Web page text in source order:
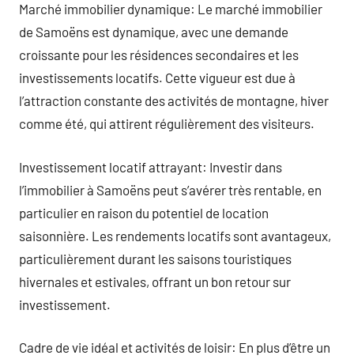
Marché immobilier dynamique: Le marché immobilier
de Samoëns est dynamique, avec une demande
croissante pour les résidences secondaires et les
investissements locatifs. Cette vigueur est due à
l’attraction constante des activités de montagne, hiver
comme été, qui attirent régulièrement des visiteurs.
Investissement locatif attrayant: Investir dans
l’immobilier à Samoëns peut s’avérer très rentable, en
particulier en raison du potentiel de location
saisonnière. Les rendements locatifs sont avantageux,
particulièrement durant les saisons touristiques
hivernales et estivales, offrant un bon retour sur
investissement.
Cadre de vie idéal et activités de loisir: En plus d’être un